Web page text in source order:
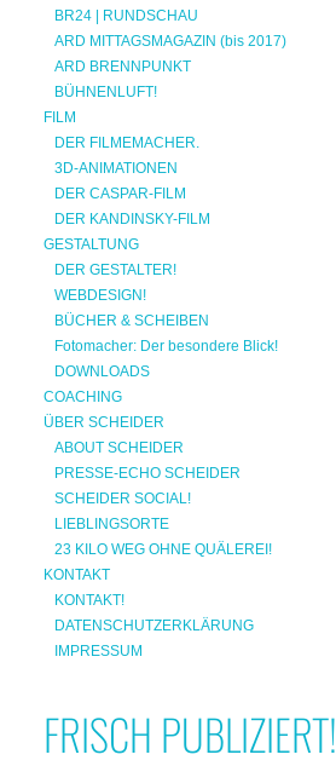
BR24 | RUNDSCHAU
ARD MITTAGSMAGAZIN (bis 2017)
ARD BRENNPUNKT
BÜHNENLUFT!
FILM
DER FILMEMACHER.
3D-ANIMATIONEN
DER CASPAR-FILM
DER KANDINSKY-FILM
GESTALTUNG
DER GESTALTER!
WEBDESIGN!
BÜCHER & SCHEIBEN
Fotomacher: Der besondere Blick!
DOWNLOADS
COACHING
ÜBER SCHEIDER
ABOUT SCHEIDER
PRESSE-ECHO SCHEIDER
SCHEIDER SOCIAL!
LIEBLINGSORTE
23 KILO WEG OHNE QUÄLEREI!
KONTAKT
KONTAKT!
DATENSCHUTZERKLÄRUNG
IMPRESSUM
FRISCH PUBLIZIERT!